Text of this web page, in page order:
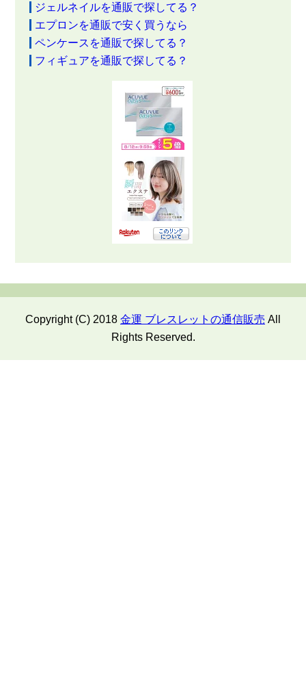
ジェルネイルを通販で探してる？
エプロンを通販で安く買うなら
ペンケースを通販で探してる？
フィギュアを通販で探してる？
Copyright (C) 2018 金運 ブレスレットの通信販売 All
Rights Reserved.